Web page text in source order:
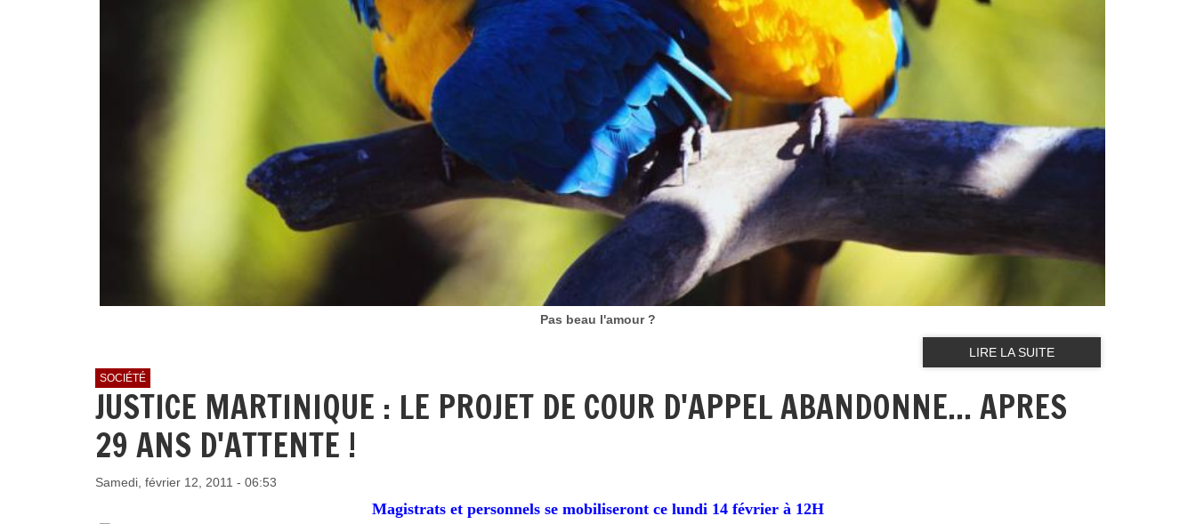
Pas beau l'amour ?
LIRE LA SUITE
SOCIÉTÉ
JUSTICE MARTINIQUE : LE PROJET DE COUR D'APPEL ABANDONNE... APRES
29 ANS D'ATTENTE !
Samedi, février 12, 2011 - 06:53
Magistrats et personnels se mobiliseront ce lundi 14 février à 12H